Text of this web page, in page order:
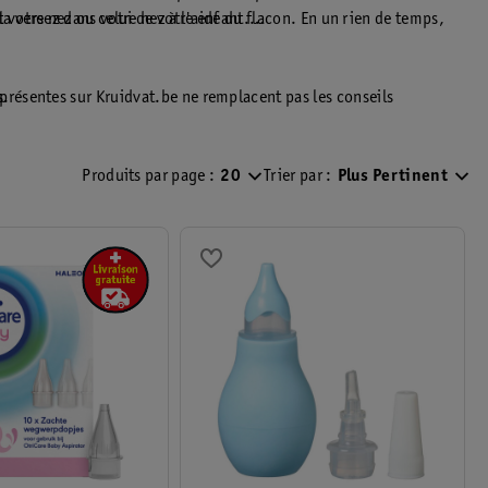
versez dans votre nez à l'aide du flacon. En un rien de temps,
votre nez ou celui de votre enfant.
sur Kruidvat.be ne remplacent pas les conseils
Produits par page : 20 Trier par : Plus Pertinent